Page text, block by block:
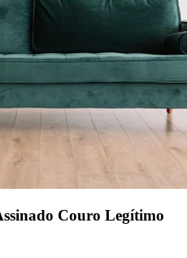
Couro Legítimo